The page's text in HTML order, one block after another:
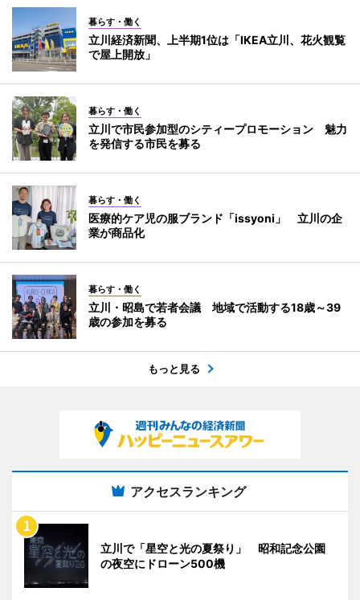
暮らす・働く
立川経済新聞、上半期1位は「IKEA立川、花火観覧
で屋上開放」
暮らす・働く
立川で市民参加型のシティープロモーション 魅力
を発信する市民を募る
暮らす・働く
医療的ケア児の服ブランド「issyoni」 立川の企
業が商品化
暮らす・働く
立川・昭島で若者会議 地域で活動する18歳～39
歳の参加を募る
もっと見る
アクセスランキング
立川で「星空と光の夏祭り」 昭和記念公園
の夜空にドローン500機